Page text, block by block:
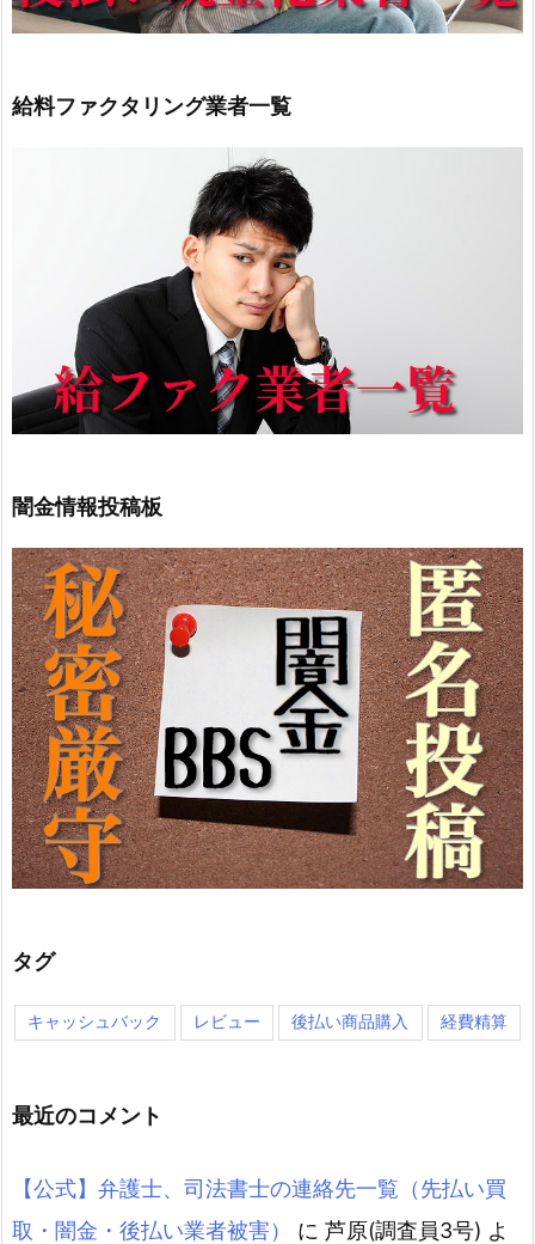
給料ファクタリング業者一覧
闇金情報投稿板
タグ
キャッシュバック レビュー 後払い商品購入 経費精算
最近のコメント
【公式】弁護士、司法書士の連絡先一覧（先払い買
取・闇金・後払い業者被害）
に 芦原(調査員3号) よ